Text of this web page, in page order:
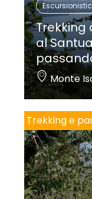
Trekking
al
Monte
Trekking e